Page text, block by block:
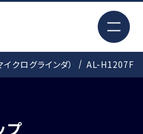
検索 EN
クログラインダ） AL-H1207F
プ